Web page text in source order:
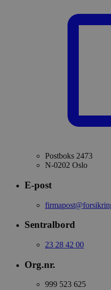
Postboks 2473
N-0202 Oslo
E-post
Sentralbord
23 28 42 00
Org.nr.
999 523 625